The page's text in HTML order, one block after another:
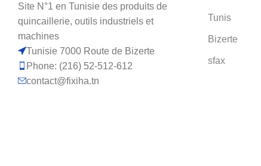
Site N°1 en Tunisie des produits de
quincaillerie, outils industriels et
machines
Tunisie 7000 Route de Bizerte
Phone: (216) 52-512-612
contact@fixiha.tn
Tunis
Bizerte
sfax